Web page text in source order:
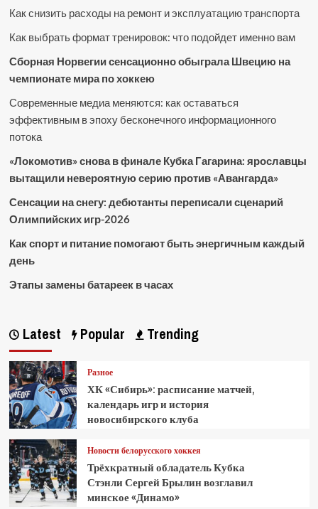
Как снизить расходы на ремонт и эксплуатацию транспорта
Как выбрать формат тренировок: что подойдет именно вам
Сборная Норвегии сенсационно обыграла Швецию на
чемпионате мира по хоккею
Современные медиа меняются: как оставаться
эффективным в эпоху бесконечного информационного
потока
«Локомотив» снова в финале Кубка Гагарина: ярославцы
вытащили невероятную серию против «Авангарда»
Сенсации на снегу: дебютанты переписали сценарий
Олимпийских игр-2026
Как спорт и питание помогают быть энергичным каждый
день
Этапы замены батареек в часах
Latest Popular Trending
Разное
ХК «Сибирь»: расписание матчей,
календарь игр и история
новосибирского клуба
Новости белорусского хоккея
Трёхкратный обладатель Кубка
Стэнли Сергей Брылин возглавил
минское «Динамо»